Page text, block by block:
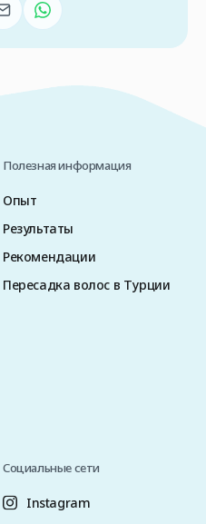
Полезная информация
Опыт
Результаты
Рекомендации
Пересадка волос в Турции
Социальные сети
Instagram